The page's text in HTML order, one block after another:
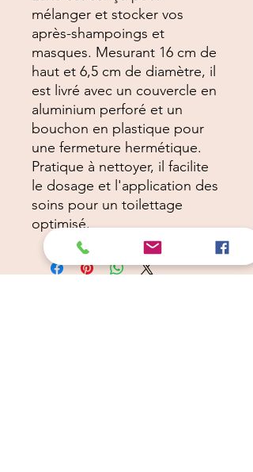
mélanger et stocker vos
après-shampoings et
masques. Mesurant 16 cm de
haut et 6,5 cm de diamètre, il
est livré avec un couvercle en
aluminium perforé et un
bouchon en plastique pour
une fermeture hermétique.
Pratique à nettoyer, il facilite
le dosage et l'application des
soins pour un toilettage
optimisé.